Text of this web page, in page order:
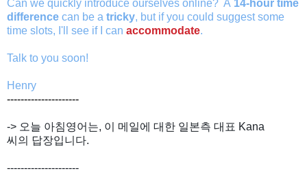
Can we quickly introduce ourselves online? A 14-hour time
difference can be a tricky, but if you could suggest some
time slots, I'll see if I can accommodate.
Talk to you soon!
Henry
---------------------
-> 오늘 아침영어는, 이 메일에 대한 일본측 대표 Kana
씨의 답장입니다.
---------------------